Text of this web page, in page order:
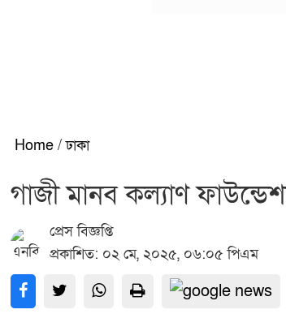
Home / ঢাকা
গাজী মানব কল্যাণ
প্রেস বিজ্ঞপ্তি
প্রকাশিত: ০২ মে, ২০২৫, ০৬:০৫ পিএম